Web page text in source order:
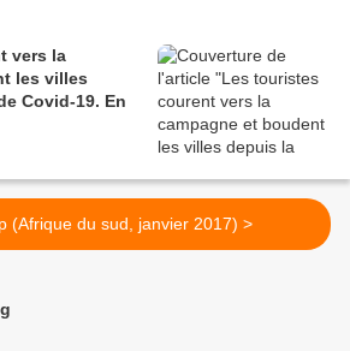
vers la
les villes
Covid‑19. En
Vues du Cap (Afrique du sud, janvier 2017) >